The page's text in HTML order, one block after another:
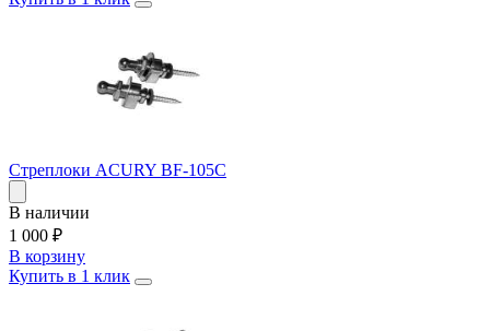
Стреплоки ACURY BF-105C
В наличии
1 000 ₽
В корзину
Купить в 1 клик